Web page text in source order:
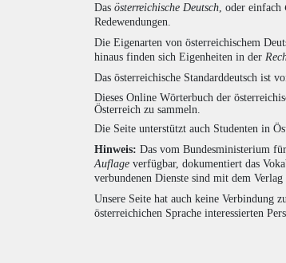
Das österreichische Deutsch , oder einfach
Redewendungen.
Die Eigenarten von österreichischem
hinaus finden sich Eigenheiten in der
Das österreichische Standarddeutsch ist
Dieses Online Wörterbuch der
Österreich zu sammeln.
Die Seite unterstützt auch Studenten in
Hinweis: Das vom Bundesministerium
Auflage verfügbar, dokumentiert das
verbundenen Dienste sind mit dem
Unsere Seite hat auch keine Verbindung
österreichichen Sprache interessierten